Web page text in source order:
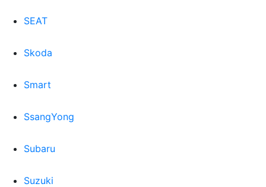
SEAT
Skoda
Smart
SsangYong
Subaru
Suzuki